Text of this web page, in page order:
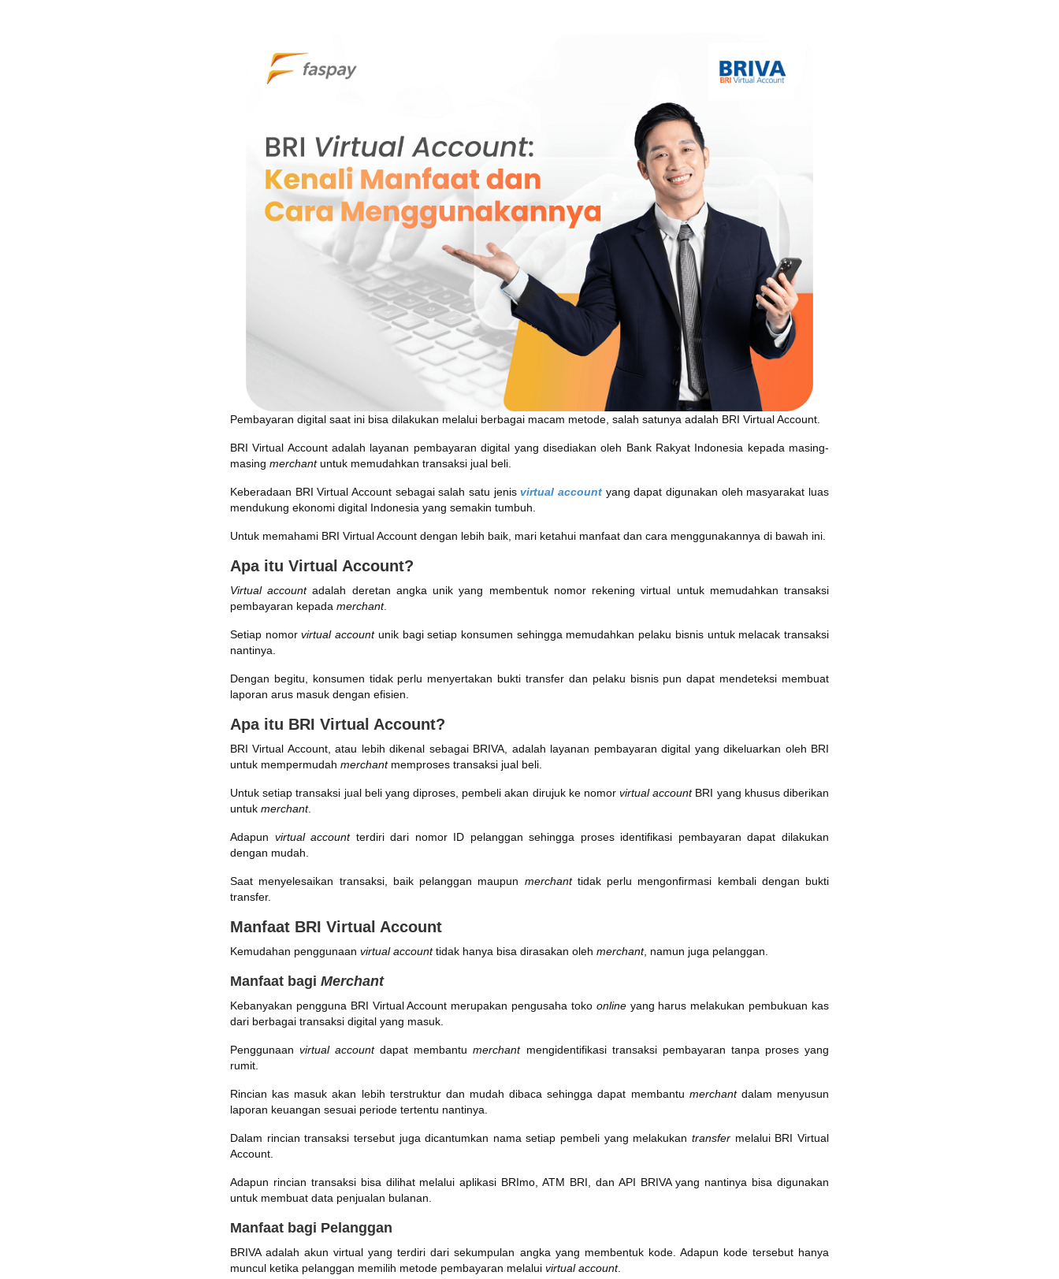
Pembayaran digital saat ini bisa dilakukan melalui berbagai macam metode, salah satunya adalah BRI Virtual Account.
BRI Virtual Account adalah layanan pembayaran digital yang disediakan oleh Bank Rakyat Indonesia kepada masing-
masing merchantuntuk memudahkan transaksi jual beli.
Keberadaan BRI Virtual Account sebagai salah satu jenisvirtual account yang dapat digunakan oleh masyarakat luas
mendukung ekonomi digital Indonesia yang semakin tumbuh.
Untuk memahami BRI Virtual Account dengan lebih baik, mari ketahui manfaat dan cara menggunakannya di bawah ini.
Apa itu Virtual Account?
Virtual accountadalah deretan angka unik yang membentuk nomor rekening virtual untuk memudahkan transaksi
pembayaran kepada merchant.
Setiap nomorvirtual accountunik bagi setiap konsumen sehingga memudahkan pelaku bisnis untuk melacak transaksi
nantinya.
Dengan begitu, konsumen tidak perlu menyertakan bukti transfer dan pelaku bisnis pun dapat mendeteksi membuat
laporan arus masuk dengan efisien.
Apa itu BRI Virtual Account?
BRI Virtual Account, atau lebih dikenal sebagai BRIVA, adalah layanan pembayaran digital yang dikeluarkan oleh BRI
untuk mempermudah merchantmemproses transaksi jual beli.
Untuk setiap transaksi jual beli yang diproses, pembeli akan dirujuk ke nomorvirtual accountBRI yang khusus diberikan
untuk merchant.
Adapun virtual accountterdiri dari nomor ID pelanggan sehingga proses identifikasi pembayaran dapat dilakukan
dengan mudah.
Saat menyelesaikan transaksi, baik pelanggan maupun merchanttidak perlu mengonfirmasi kembali dengan bukti
transfer.
Manfaat BRI Virtual Account
Kemudahan penggunaan virtual accounttidak hanya bisa dirasakan oleh merchant, namun juga pelanggan.
Manfaat bagi Merchant
Kebanyakan pengguna BRI Virtual Account merupakan pengusaha toko onlineyang harus melakukan pembukuan kas
dari berbagai transaksi digital yang masuk.
Penggunaanvirtual accountdapat membantumerchantmengidentifikasi transaksi pembayaran tanpa proses yang
rumit.
Rincian kas masuk akan lebih terstruktur dan mudah dibaca sehingga dapat membantu merchantdalam menyusun
laporan keuangan sesuai periode tertentu nantinya.
Dalam rincian transaksi tersebut juga dicantumkan nama setiap pembeli yang melakukantransfer melalui BRI Virtual
Account.
Adapun rincian transaksi bisa dilihat melalui aplikasi BRImo, ATM BRI, dan API BRIVA yang nantinya bisa digunakan
untuk membuat data penjualan bulanan.
Manfaat bagi Pelanggan
BRIVA adalah akun virtual yang terdiri dari sekumpulan angka yang membentuk kode. Adapun kode tersebut hanya
muncul ketika pelanggan memilih metode pembayaran melalui virtual account.